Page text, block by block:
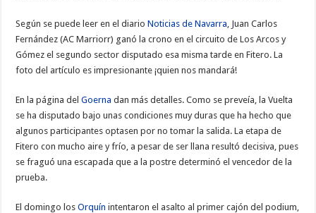
Según se puede leer en el diarioNoticias de Navarra , Juan Carlos
Fernández (AC Marriorr) ganó la crono en el circuito de Los Arcos y
Gómez el segundo sector disputado esa misma tarde en Fitero. La
foto del artículo es impresionante ¡quien nos mandará!
En la página delGoerna dan más detalles. Como se preveía, la Vuelta
se ha disputado bajo unas condiciones muy duras que ha hecho que
algunos participantes optasen por no tomar la salida. La etapa de
Fitero con mucho aire y frío, a pesar de ser llana resultó decisiva, pues
se fraguó una escapada que a la postre determinó el vencedor de la
prueba.
El domingo losOrquín intentaron el asalto al primer cajón del podium,